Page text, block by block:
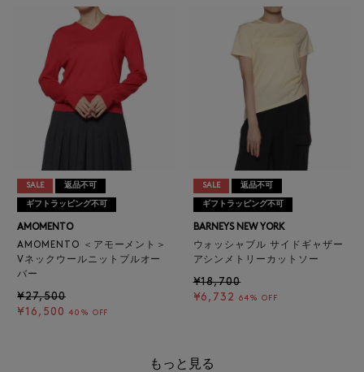
SALE 返品不可
ギフトラッピング不可
AMOMENTO
AMOMENTO ＜アモーメント＞
Vネックウールニットプルオー
バー
¥27,500
¥16,500 40% OFF
SALE 返品不可
ギフトラッピング不可
BARNEYS NEW YORK
ウォッシャブル サイドギャザー
アシンメトリーカットソー
¥18,700
¥6,732
64% OFF
もっと見る